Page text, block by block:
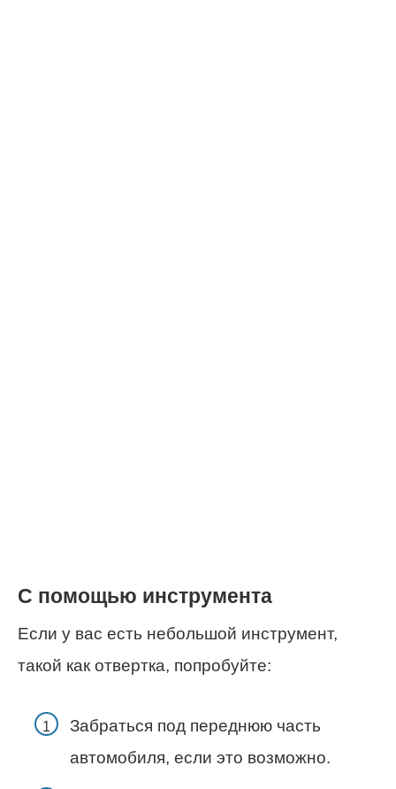
С помощью инструмента
Если у вас есть небольшой инструмент,
такой как отвертка, попробуйте:
Забраться под переднюю часть
автомобиля, если это возможно.